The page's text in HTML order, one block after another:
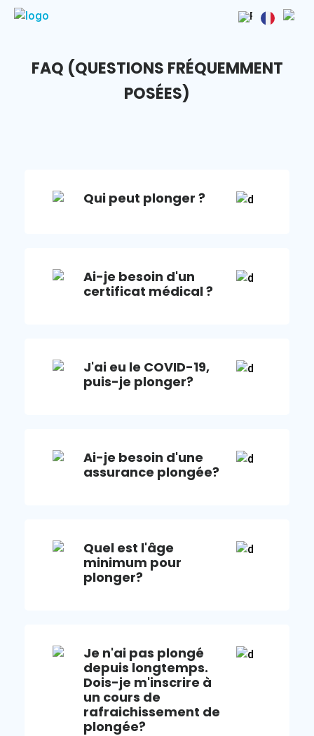
FAQ (QUESTIONS FRÉQUEMMENT
POSÉES)
Qui peut plonger ?
Ai-je besoin d'un
certificat médical ?
J'ai eu le COVID-19,
puis-je plonger?
Ai-je besoin d'une
assurance plongée?
Quel est l'âge
minimum pour
plonger?
Je n'ai pas plongé
depuis longtemps.
Dois-je m'inscrire à
un cours de
rafraichissement de
plongée?